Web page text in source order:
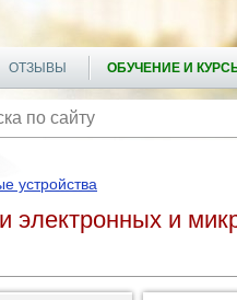
ОТЗЫВЫ ОБУЧЕНИЕ И
устройства
электронных и